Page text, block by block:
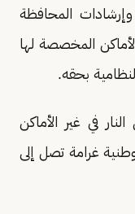
وإرشادات المحافظة
الأماكن المخصصة لها
بحقه.
في غير الأماكن
غرامة تصل إلى